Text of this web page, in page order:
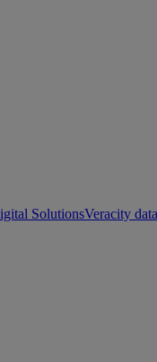
SolutionsVeracity